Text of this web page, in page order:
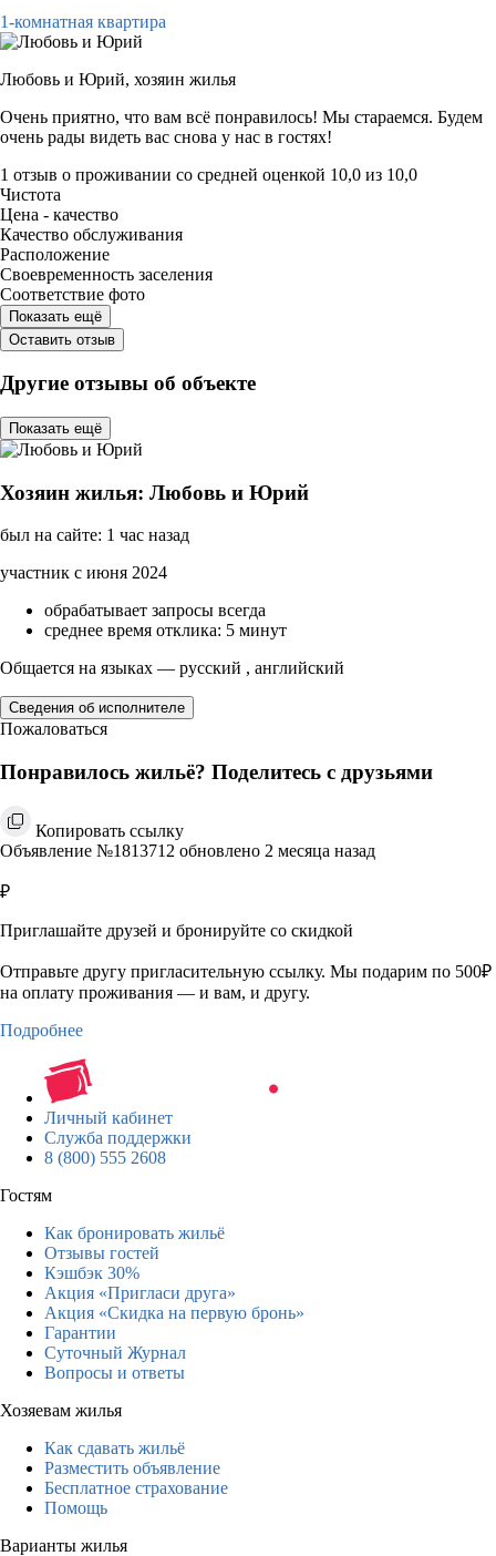
1-комнатная квартира
Любовь и Юрий, хозяин жилья
Очень приятно, что вам всё понравилось! Мы стараемся. Будем
очень рады видеть вас снова у нас в гостях!
1 отзыв о проживании со средней оценкой 10,0 из 10,0
Чистота
Цена - качество
Качество обслуживания
Расположение
Своевременность заселения
Соответствие фото
Показать ещё
Оставить отзыв
Другие отзывы об объекте
Показать ещё
Хозяин жилья: Любовь и Юрий
был на сайте: 1 час назад
участник с июня 2024
обрабатывает запросы всегда
среднее время отклика: 5 минут
Общается на языках — русский , английский
Сведения об исполнителе
Пожаловаться
Понравилось жильё? Поделитесь с друзьями
Копировать ссылку
Объявление №1813712 обновлено 2 месяца назад
₽
Приглашайте друзей и бронируйте со скидкой
Отправьте другу пригласительную ссылку. Мы подарим по 500₽
на оплату проживания — и вам, и другу.
Подробнее
Личный кабинет
Служба поддержки
8 (800) 555 2608
Гостям
Как бронировать жильё
Отзывы гостей
Кэшбэк 30%
Акция «Пригласи друга»
Акция «Скидка на первую бронь»
Гарантии
Суточный Журнал
Вопросы и ответы
Хозяевам жилья
Как сдавать жильё
Разместить объявление
Бесплатное страхование
Помощь
Варианты жилья